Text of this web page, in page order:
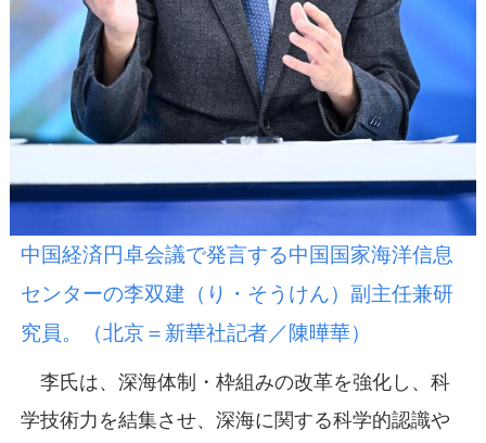
中国経済円卓会議で発言する中国国家海洋信息
センターの李双建（り・そうけん）副主任兼研
究員。（北京＝新華社記者／陳曄華）
李氏は、深海体制・枠組みの改革を強化し、科
学技術力を結集させ、深海に関する科学的認識や